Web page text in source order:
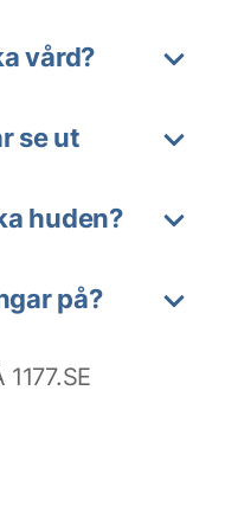
vård?
se ut
huden?
på?